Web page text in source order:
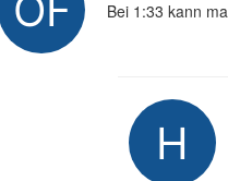
Bei 1:33 kann